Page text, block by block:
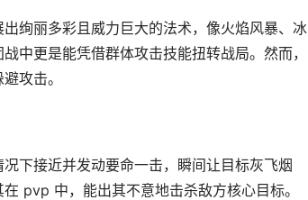
绚丽多彩且威力巨大的法术，像火焰风暴、冰
中更是能凭借群体攻击技能扭转战局。然而，
攻击。
下接近并发动要命一击，瞬间让目标灰飞烟
pvp 中，能出其不意地击杀敌方核心目标。